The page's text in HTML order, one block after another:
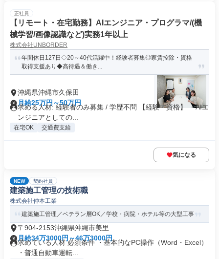
正社員
【リモート・在宅勤務】AIエンジニア・プログラマ/(機
械学習/画像認識など)実務1年以上
株式会社UNBORDER
年間休日127日◇20～40代活躍中！経験者募集◎家賃控除・資格
取得支援あり◆高待遇＆働き...
沖縄県沖縄市久保田
月給25万円～50万円
求める人材: 経験者のみ募集 / 学歴不問 【経験・資格】 ・AIエ
ンジニアとしての...
在宅OK 交通費支給
気になる
NEW 契約社員
建築施工管理の技術職
株式会社仲本工業
建築施工管理／ベテラン層OK／学校・病院・ホテル等の大型工事
〒904-2153沖縄県沖縄市美里
月給34万3000円～46万3000円
求めている人材 必須条件 ・基本的なPC操作（Word・Excel）
・普通自動車運転...